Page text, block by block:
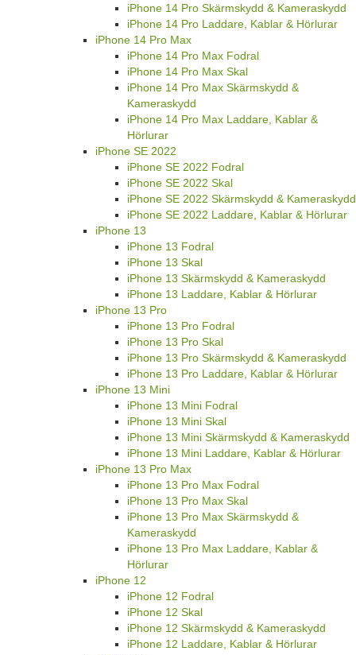
iPhone 14 Pro Skärmskydd & Kameraskydd
iPhone 14 Pro Laddare, Kablar & Hörlurar
iPhone 14 Pro Max
iPhone 14 Pro Max Fodral
iPhone 14 Pro Max Skal
iPhone 14 Pro Max Skärmskydd &
Kameraskydd
iPhone 14 Pro Max Laddare, Kablar &
Hörlurar
iPhone SE 2022
iPhone SE 2022 Fodral
iPhone SE 2022 Skal
iPhone SE 2022 Skärmskydd & Kameraskydd
iPhone SE 2022 Laddare, Kablar & Hörlurar
iPhone 13
iPhone 13 Fodral
iPhone 13 Skal
iPhone 13 Skärmskydd & Kameraskydd
iPhone 13 Laddare, Kablar & Hörlurar
iPhone 13 Pro
iPhone 13 Pro Fodral
iPhone 13 Pro Skal
iPhone 13 Pro Skärmskydd & Kameraskydd
iPhone 13 Pro Laddare, Kablar & Hörlurar
iPhone 13 Mini
iPhone 13 Mini Fodral
iPhone 13 Mini Skal
iPhone 13 Mini Skärmskydd & Kameraskydd
iPhone 13 Mini Laddare, Kablar & Hörlurar
iPhone 13 Pro Max
iPhone 13 Pro Max Fodral
iPhone 13 Pro Max Skal
iPhone 13 Pro Max Skärmskydd &
Kameraskydd
iPhone 13 Pro Max Laddare, Kablar &
Hörlurar
iPhone 12
iPhone 12 Fodral
iPhone 12 Skal
iPhone 12 Skärmskydd & Kameraskydd
iPhone 12 Laddare, Kablar & Hörlurar